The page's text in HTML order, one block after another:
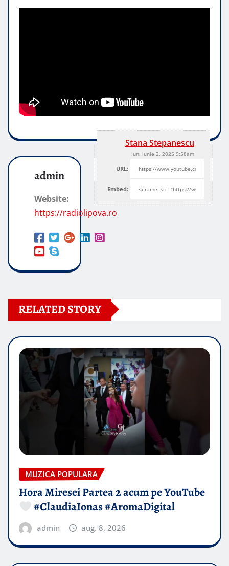
Stana Stepanescu
lun, iunie 2, 2025 9:58am
URL:
Embed:
admin
Website:
https://radiolipova.ro
RELATED STORY
MUZICA POPULARA
Hora Miresei Partea 2 acum pe YouTube
#ClaudiaIonas #AromaDigital
admin aug. 8, 2026